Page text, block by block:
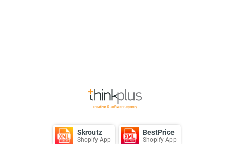
Skroutz
Shopify App
BestPrice
Shopify App